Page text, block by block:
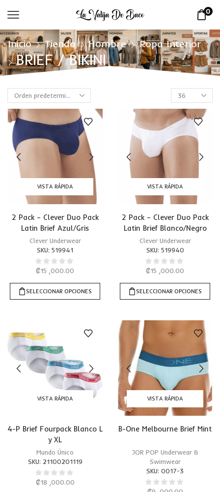
0
Inicio Tienda Hombre Ropa Interior
BRIEF / BIKINI
VISTA RÁPIDA
2 Pack – Clever Duo Pack
Latin Brief Azul/Gris
Clever Underwear
SKU: 519941
₡15 ,000.00
SELECCIONAR OPCIONES
VISTA RÁPIDA
2 Pack – Clever Duo Pack
Latin Brief Blanco/Negro
Clever Underwear
SKU: 519940
₡15 ,000.00
SELECCIONAR OPCIONES
VISTA RÁPIDA
4-P Brief Fourpack Blanco L
y XL
Mundo Único
SKU: 21100201119
₡18 ,000.00
VISTA RÁPIDA
B-One Melbourne Brief Mint
JOR POP Underwear &
Swimwear
SKU: 0017-3